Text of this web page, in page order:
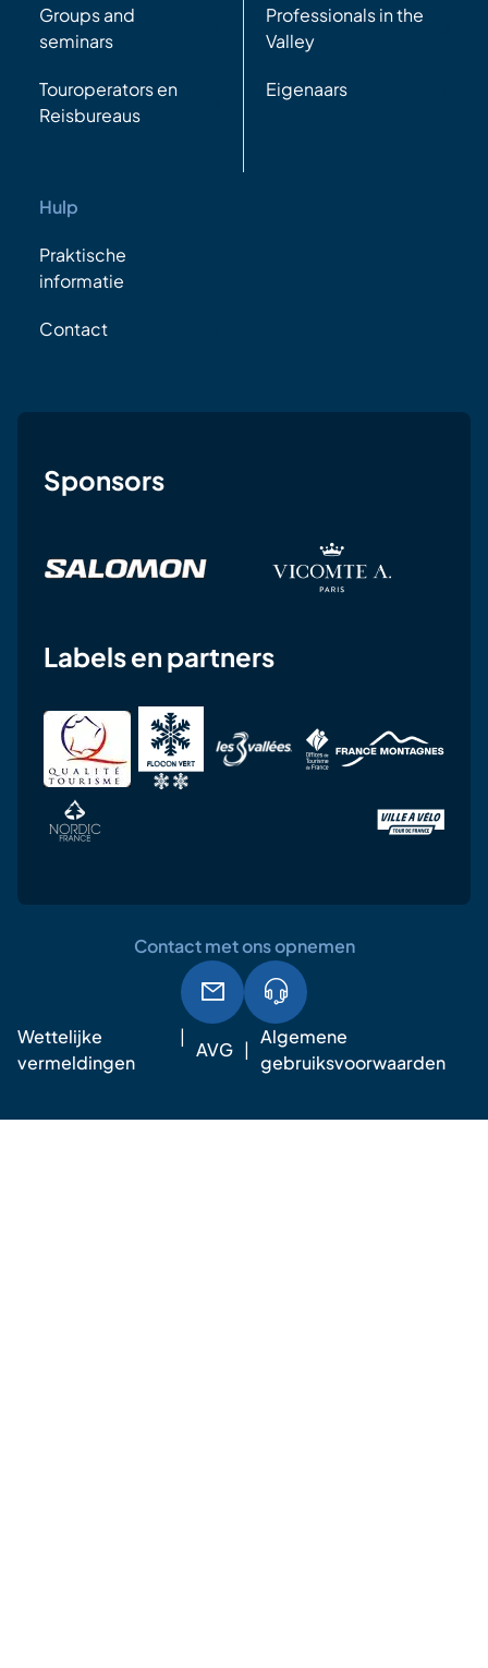
Groups and
seminars
Touroperators en
Reisbureaus
Professionals in the
Valley
Eigenaars
Hulp
Praktische
informatie
Contact
Sponsors
Labels en partners
Wettelijke
vermeldingen
AVG
Algemene
gebruiksvoorwaarden
Contact met ons opnemen